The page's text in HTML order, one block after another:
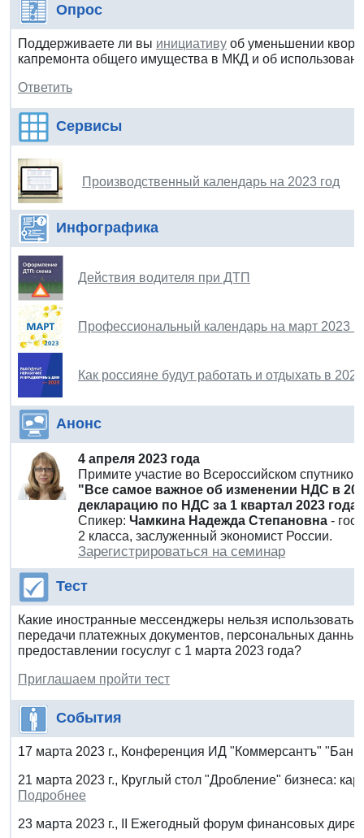
Опрос
Поддерживаете ли вы инициативу об уменьшении
капремонта общего имущества в МКД и об
Ответить
Сервисы
Производственный календарь на 2023 год
Инфографика
Действия водителя при ДТП
Профессиональный календарь на март 2023
Как россияне будут работать и отдыхать в
Анонс
4 апреля 2023 года
Примите участие во Всероссийском
"Все самое важное об изменении НДС в
декларацию по НДС за 1 квартал 2023
Спикер: Чамкина Надежда Степановна -
2 класса, заслуженный экономист России.
Зарегистрироваться на семинар
Тест
Какие иностранные мессенджеры нельзя использовать
передачи платежных документов, персональных
предоставлении госуслуг с 1 марта 2023 года?
Приглашаем пройти тест
События
17 марта 2023 г., Конференция ИД "Коммерсантъ"
21 марта 2023 г., Круглый стол "Дробление" бизнеса:
Подробнее
23 марта 2023 г., II Ежегодный форум финансовых